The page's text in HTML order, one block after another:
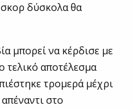
σκορ δύσκολα θα
μπορεί να κέρδισε με
τελικό αποτέλεσμα
τρομερά μέχρι
στο